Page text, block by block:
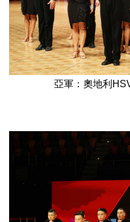
亞軍：奧地利